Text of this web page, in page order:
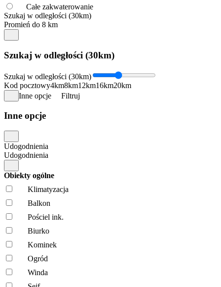
Całe zakwaterowanie
Szukaj w odległości (30km)
Promień do 8 km
Szukaj w odległości (30km)
Szukaj w odległości (30km)
Kod pocztowy4km8km12km16km20km
Inne opcje
Filtruj
Inne opcje
Udogodnienia
Udogodnienia
Obiekty ogólne
Klimatyzacja
Balkon
Pościel ink.
Biurko
Kominek
Ogród
Winda